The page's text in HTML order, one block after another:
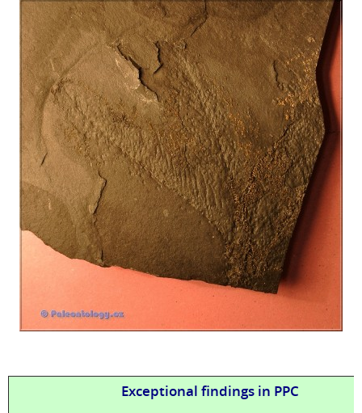
Exceptional findings in PPC